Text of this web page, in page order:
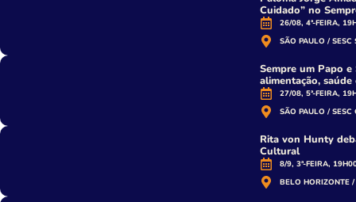
Cuidado” no
26/08, 4ª-FEIRA,
SÃO PAULO / SESC
Sempre um Papo
alimentação,
27/08, 5ª-FEIRA,
SÃO PAULO / SESC
Rita von Hunty
Cultural
8/9, 3ª-FEIRA,
BELO HORIZONTE /